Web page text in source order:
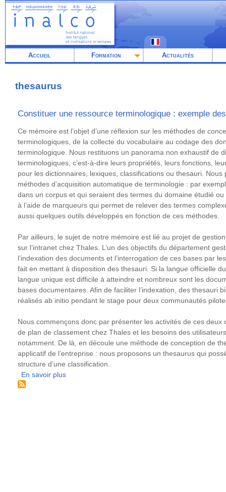
Aller
contenu
Accueil Formation Actualités
thesaurus
Constituer une ressource terminologique : exemple
Résumé
Ce mémoire est l’objet d’une réflexion sur les méthodes de
terminologiques, de la collecte du vocabulaire au codage des
terminologique. Nous restituons un panorama non exhaustif de
terminologiques, c’est-à-dire leurs propriétés, leurs fonctions,
pour les dictionnaires, lexiques, classifications ou thesauri.
méthodes d’acquisition automatique de terminologie : par
dans un corpus et qui seraient des termes du domaine étudié
à l’aide de marqueurs qui permet de relever des termes
aussi quelques outils développés en fonction de ces méthodes.
Par ailleurs, le sujet de notre mémoire est lié au projet de
sur l’intranet chez Thales. L’un des objectifs du département
l’indexation des documents et l’interrogation de ces bases par
fait en mettant à disposition des thesauri. Si la langue officielle du
langue unique est difficile à atteindre et nombreux sont les
bases documentaires. Afin de faciliter l’indexation, des thesauri
réalisés ab initio pendant le stage pour deux communautés
Nous commençons donc par présenter les activités de ces deux
de plan de classement chez Thales et les besoins des
notamment. De là, en découle une méthode de conception de
applicatif de l’entreprise : nous proposons un thesaurus qui
structure d’une classification.
En savoir plus